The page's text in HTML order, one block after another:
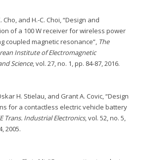
Cho, and H.-C. Choi, “Design and
of a 100 W receiver for wireless power
coupled magnetic resonance”, The
Institute of Electromagnetic
Science, vol. 27, no. 1, pp. 84-87, 2016.
H. Stielau, and Grant A. Covic, “Design
for a contactless electric vehicle battery
Trans. Industrial Electronics, vol. 52, no. 5,
2005.